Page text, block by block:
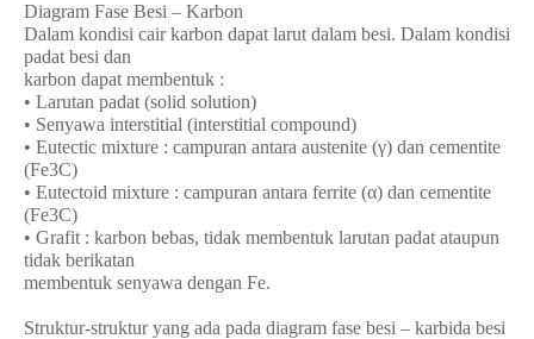
Diagram Fase Besi – Karbon
Dalam kondisi cair karbon dapat larut dalam besi. Dalam kondisi
padat besi dan
karbon dapat membentuk :
• Larutan padat (solid solution)
• Senyawa interstitial (interstitial compound)
• Eutectic mixture : campuran antara austenite (γ) dan cementite
(Fe3C)
• Eutectoid mixture : campuran antara ferrite (α) dan cementite
(Fe3C)
• Grafit : karbon bebas, tidak membentuk larutan padat ataupun
tidak berikatan
membentuk senyawa dengan Fe.
Struktur-struktur yang ada pada diagram fase besi – karbida besi